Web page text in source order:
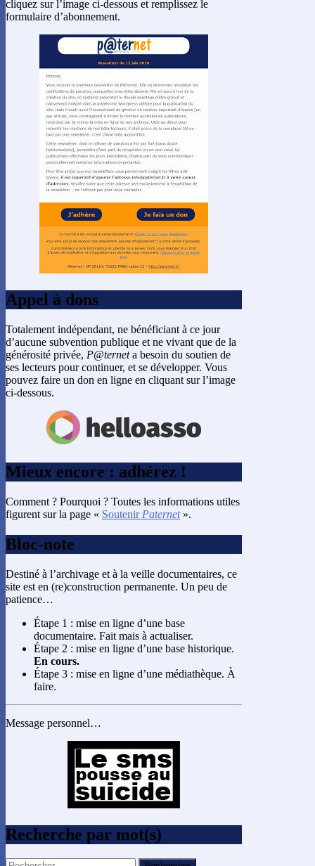
cliquez sur l’image ci-dessous et remplissez le
formulaire d’abonnement.
Appel à dons
Totalement indépendant, ne bénéficiant à ce jour
d’aucune subvention publique et ne vivant que de la
générosité privée, P@terneta besoin du soutien de
ses lecteurs pour continuer, et se développer. Vous
pouvez faire un don en ligne en cliquant sur l’image
ci-dessous.
Mieux encore : adhérez !
Comment ? Pourquoi ? Toutes les informations utiles
figurent sur la page « Soutenir Paternet».
Bloc-note
Destiné à l’archivage et à la veille documentaires, ce
site est en (re)construction permanente. Un peu de
patience…
Étape 1 : mise en ligne d’une base
documentaire. Fait mais à actualiser.
Étape 2 : mise en ligne d’une base historique.
En cours.
Étape 3 : mise en ligne d’une médiathèque. À
faire.
Message personnel…
Recherche par mot(s)
Rechercher :